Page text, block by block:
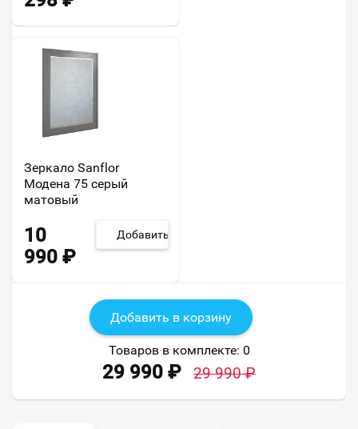
Зеркало Sanflor
Модена 75 серый
матовый
10
990 ₽
Добавить
Добавить в корзину
Товаров в комплекте: 0
29 990 ₽ 29 990₽